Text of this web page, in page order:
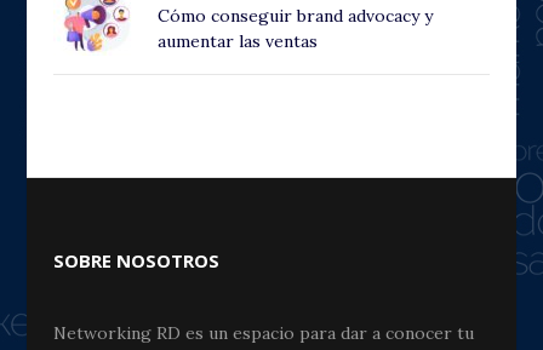
Cómo conseguir brand advocacy y
aumentar las ventas
SOBRE NOSOTROS
Networking RD es un espacio para dar a conocer tu